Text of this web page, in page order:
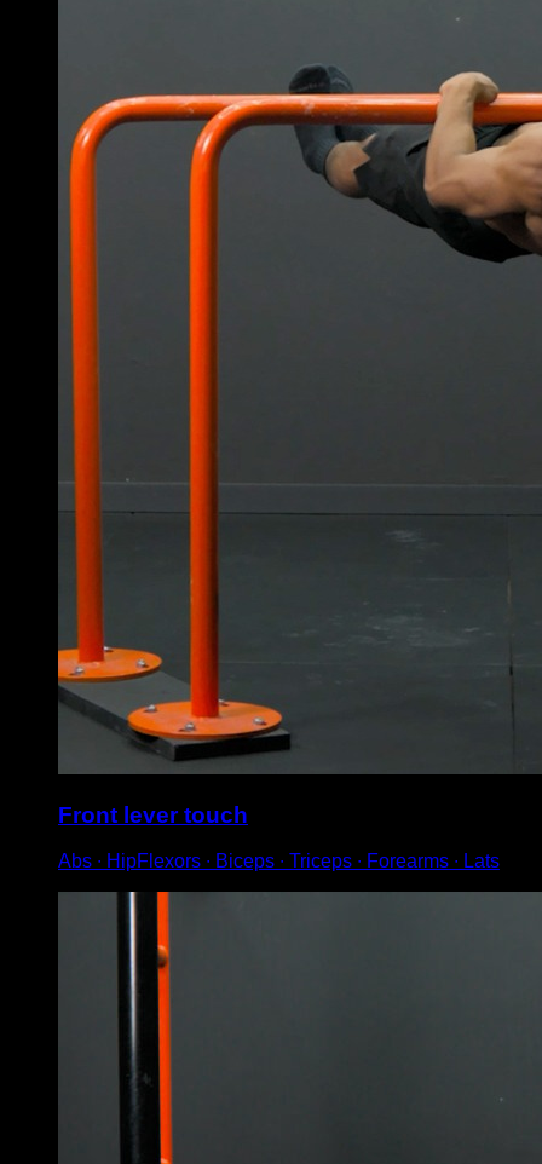
Front lever touch
Abs ∙ HipFlexors ∙ Biceps ∙ Triceps ∙ Forearms ∙ Lats